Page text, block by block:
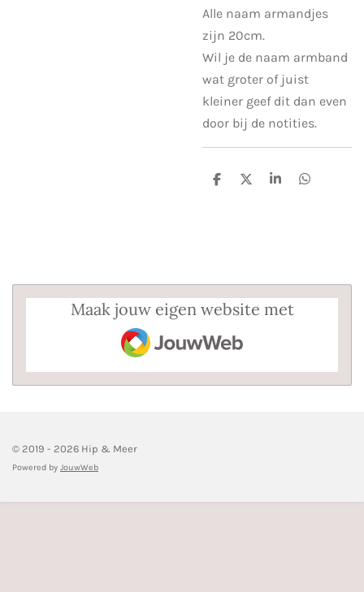
Alle naam armandjes
zijn 20cm.
Wil je de naam armband
wat groter of juist
kleiner geef dit dan even
door bij de notities.
D
D
S
D
Maak jouw eigen website met
JouwWeb
© 2019 - 2026 Hip & Meer
Powered by JouwWeb